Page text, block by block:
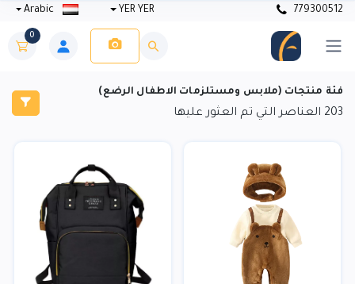
779300512
YER YER
0
فئة منتجات (ملابس ومستلزمات الاطفال الرضع)
203 العناصر التي تم العثور عليها